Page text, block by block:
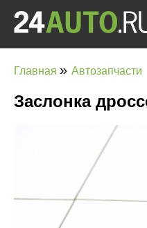
Главная » Автозапчасти
Заслонка